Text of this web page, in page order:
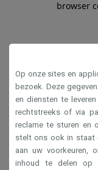
browser
Op onze sites en
bezoek. Deze
en diensten te
rechtstreeks of via
reclame te sturen en
stelt ons ook in staat
aan uw voorkeuren,
inhoud te delen op